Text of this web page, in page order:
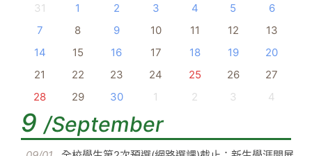
31
1 2 3 4 5
6
7
8 9 10 11 12
13
14
15 16 17 18 19
20
21
22 23 24 25 26
27
28
29 30 1 2 3 4
9 /September